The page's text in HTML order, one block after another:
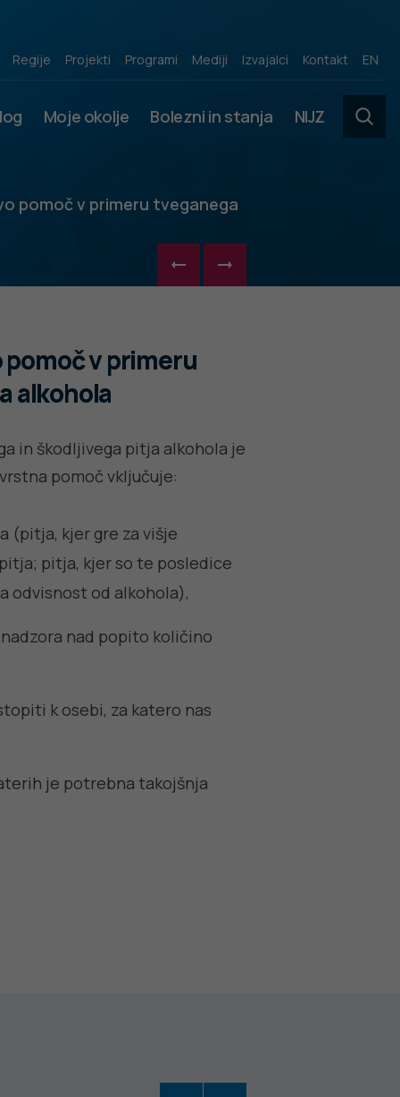
Regije Projekti Programi Mediji Izvajalci Kontakt EN
Moje okolje Bolezni in stanja NIJZ
pomoč v primeru tveganega
v primeru
alkohola
in škodljivega pitja alkohola je
pomoč vključuje:
(pitja, kjer gre za višje
pitja, kjer so te posledice
odvisnost od alkohola),
nad popito količino
k osebi, za katero nas
je potrebna takojšnja